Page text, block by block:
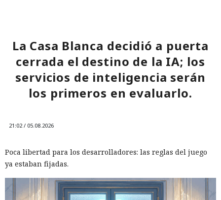
La Casa Blanca decidió a puerta
cerrada el destino de la IA; los
servicios de inteligencia serán
los primeros en evaluarlo.
21:02 / 05.08.2026
Poca libertad para los desarrolladores: las reglas del juego
ya estaban fijadas.